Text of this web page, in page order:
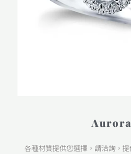
Aurora
各種材質提供您選擇，請洽詢，